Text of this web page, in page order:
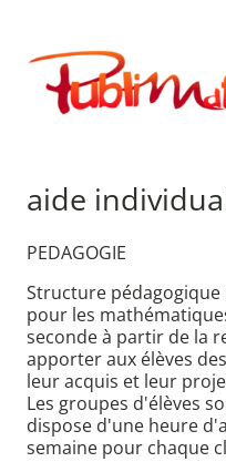
contenu
Publimath
aide
PEDAGOGIE
Structure pédagogique
pour les
seconde à partir de la
apporter aux élèves
leur acquis et leur
Les groupes d'élèves
dispose d'une heure
semaine pour chaque